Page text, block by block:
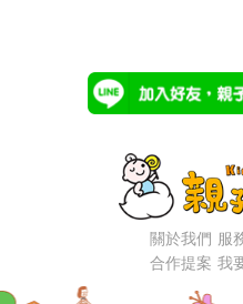
關於我們 服
合作提案 我